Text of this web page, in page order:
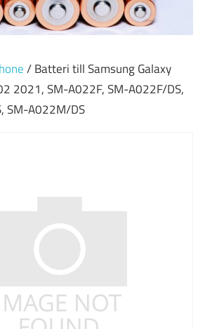
/ Batteri till Samsung Galaxy
2021, SM-A022F, SM-A022F/DS,
SM-A022M/DS